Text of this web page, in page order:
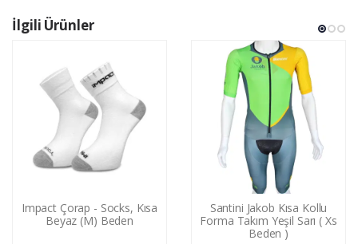
İlgili Ürünler
Impact Çorap - Socks, Kısa
Beyaz (M) Beden
Santini Jakob Kısa Kollu
Forma Takım Yeşil Sarı ( Xs
Beden )